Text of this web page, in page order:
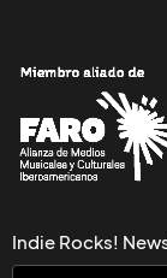
Indie Rocks!